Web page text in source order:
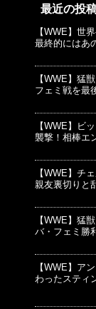
最近の投
【WWE】世
最終的にはあ
【WWE】猛
フェミ戦を最
【WWE】ビ
襲撃！相棒エ
【WWE】チ
親友裏切りと
【WWE】猛
バ・フェミ勝
【WWE】ア
わったスティ
© プ